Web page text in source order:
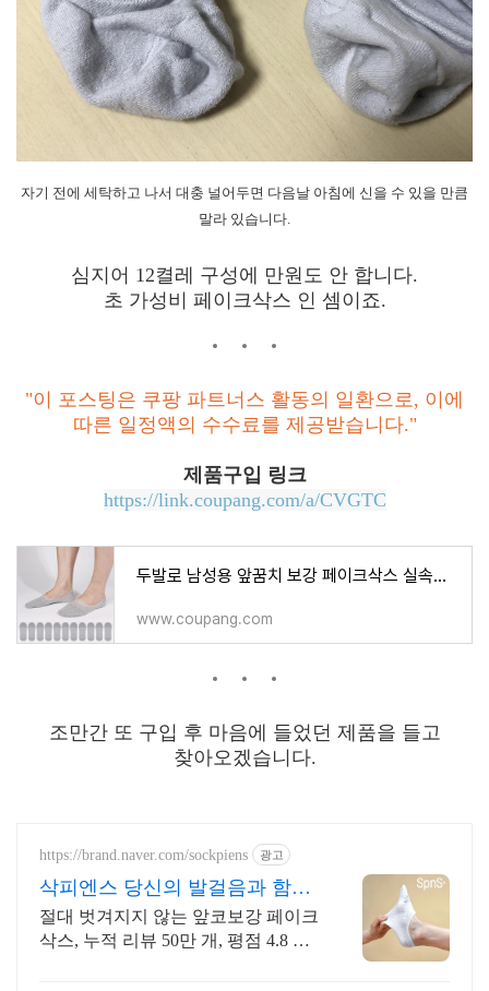
자기 전에 세탁하고 나서 대충 널어두면 다음날 아침에 신을 수 있을 만큼
말라 있습니다.
심지어 12켤레 구성에 만원도 안 합니다.
초 가성비 페이크삭스 인 셈이죠.
"이 포스팅은 쿠팡 파트너스 활동의 일환으로, 이에
따른 일정액의 수수료를 제공받습니다."
제품구입 링크
https://link.coupang.com/a/CVGTC
두발로 남성용 앞꿈치 보강 페이크삭스 실속형 12켤레
www.coupang.com
조만간 또 구입 후 마음에 들었던 제품을 들고
찾아오겠습니다.
https://brand.naver.com/sockpiens 광고
삭피엔스 당신의 발걸음과 함께
합니다.
절대 벗겨지지 않는 앞코보강 페이크
삭스, 누적 리뷰 50만 개, 평점 4.8 스